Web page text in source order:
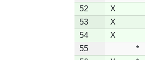
52
X
53
X
54
X
55
*